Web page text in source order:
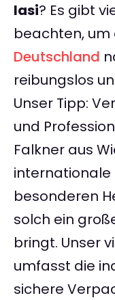
Iasi? Es gibt
beachten, um
Deutschland
reibungslos
Unser Tipp:
und
Falkner aus
internationale
besonderen
solch ein
bringt. Unser
umfasst die
sichere